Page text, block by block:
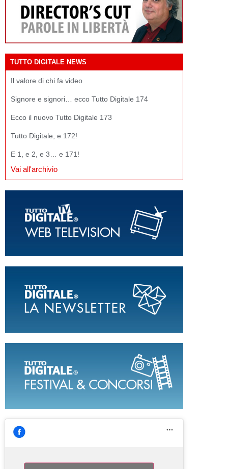
TUTTO DIGITALE NEWS
Il valore di chi fa video
Signore e signori… ecco Tutto Digitale 174
Ecco il nuovo Tutto Digitale 173
Tutto Digitale, e 172!
E 1, e 2, e 3… e 171!
Vai all'archivio